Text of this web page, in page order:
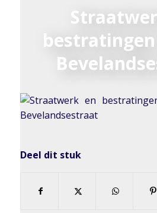
Deel dit stuk